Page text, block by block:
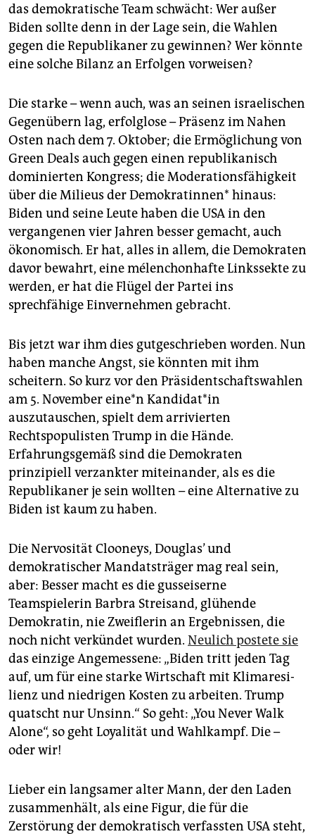
das demokratische Team schwächt: Wer außer
Biden sollte denn in der Lage sein, die Wahlen
gegen die Republikaner zu gewinnen? Wer könnte
eine solche Bilanz an Erfolgen vorweisen?
Die starke – wenn auch, was an seinen israelischen
Gegenübern lag, erfolglose – Präsenz im Nahen
Osten nach dem 7. Oktober; die Ermöglichung von
Green Deals auch gegen einen republikanisch
dominierten Kongress; die Moderationsfähigkeit
über die Milieus der Demokratinnen* hinaus:
Biden und seine Leute haben die USA in den
vergangenen vier Jahren besser gemacht, auch
ökonomisch. Er hat, alles in allem, die Demokraten
davor bewahrt, eine mélenchonhafte Linkssekte zu
werden, er hat die Flügel der Partei ins
sprechfähige Einvernehmen gebracht.
Bis jetzt war ihm dies gutgeschrieben worden. Nun
haben manche Angst, sie könnten mit ihm
scheitern. So kurz vor den Präsidentschaftswahlen
am 5. November ei­ne*n Kan­di­da­t*in
auszutauschen, spielt dem arrivierten
Rechtspopulisten Trump in die Hände.
Erfahrungsgemäß sind die Demokraten
prinzipiell verzankter miteinander, als es die
Republikaner je sein wollten – eine Alternative zu
Biden ist kaum zu haben.
Die Nervosität Clooneys, Douglas’ und
demokratischer Mandatsträger mag real sein,
aber: Besser macht es die gusseiserne
Teamspielerin Barbra Streisand, glühende
Demokratin, nie Zweiflerin an Ergebnissen, die
noch nicht verkündet wurden. Neulich postete sie
das einzige Angemessene: „Biden tritt jeden Tag
auf, um für eine starke Wirtschaft mit Klima­re­si­
lienz und niedrigen Kosten zu arbeiten. Trump
quatscht nur Unsinn.“ So geht: „You Never Walk
Alone“, so geht Loyalität und Wahlkampf. Die –
oder wir!
Lieber ein langsamer alter Mann, der den Laden
zusammenhält, als eine Figur, die für die
Zerstörung der demokratisch verfassten USA steht,